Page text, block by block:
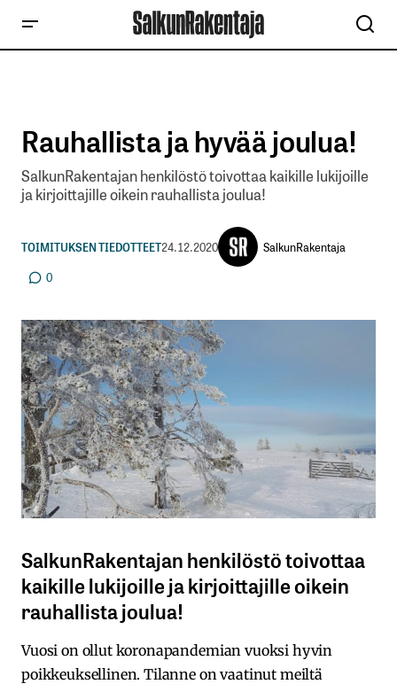
Rauhallista ja hyvää joulua!
SalkunRakentajan henkilöstö toivottaa kaikille lukijoille
ja kirjoittajille oikein rauhallista joulua!
TOIMITUKSEN TIEDOTTEET24.12.2020
SalkunRakentaja
0
SalkunRakentajan henkilöstö toivottaa
kaikille lukijoille ja kirjoittajille oikein
rauhallista joulua!
Vuosi on ollut koronapandemian vuoksi hyvin
poikkeuksellinen. Tilanne on vaatinut meiltä